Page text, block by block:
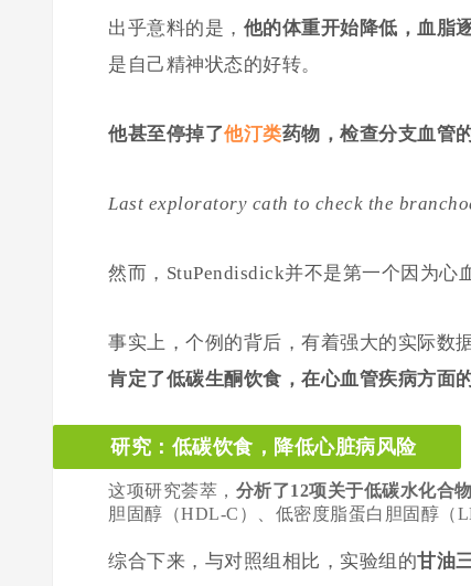
出乎意料的是， 他的体重开始降低，血脂
是自己精神状态的好转。
他甚至停掉了他汀类药物，检查分支血管
Last exploratory cath to check the
然而，StuPendisdick并不是第一个因为心
事实上，个例的背后，有着强大的实际数
肯定了低碳生酮饮食，在心血管疾病方面
研究：低碳饮食，降低心脏病风险
这项研究荟萃， 分析了12项关于低碳水化合
胆固醇（HDL-C）、低密度脂蛋白胆固醇（
综合下来，与对照组相比，实验组的甘油